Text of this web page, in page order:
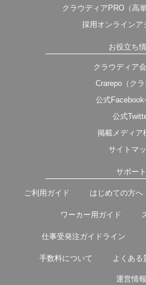
クラウディアPRO（高
採用オンラインア
お役立ち
クラウディア
Crarepo（クラ
公式Facebook
公式
掲載メディア
サイトマ
サポート
ご利用ガイド はじめての方へ
ワーカー用ガイド
仕事受発注ガイドライン
手数料について よくある
運営情報